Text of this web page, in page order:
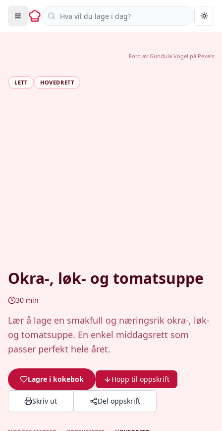
Søk i oppskrifter
LETT HOVEDRETT
Okra-, løk- og tomatsuppe
30 min
Lær å lage en smakfull og næringsrik okra-, løk-
og tomatsuppe. En enkel middagsrett som
passer perfekt hele året.
Lagre i kokebok Hopp til oppskrift
Skriv ut Del oppskrift
Foto av Gundula Vogel på Pexels